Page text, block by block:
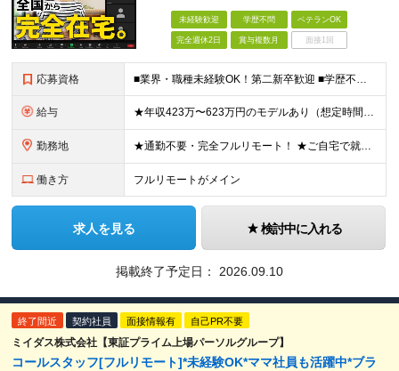
未経験歓迎 学歴不問 ベテランOK
完全週休2日 賞与複数月 面接1回
応募資格 ■業界・職種未経験OK！第二新卒歓迎 ■学歴不問 ■営業や販売サービス業・カスタマーサポートなど、顧客折衝経験をお持ちの方 ＜契約更新あり＞ 初回2ヵ月、2回目3ヵ月、3回目以降6ヵ月 ※目標の達
給与 ★年収423万〜623万円のモデルあり（想定時間外手当10時間分含む） ★半年に一度ドカンと支給のボーナスあり（半年に1度最大150万円） 月給25万円〜＋各種手当＋インセンティブ ＊リモートワーク
勤務地 ★通勤不要・完全フルリモート！ ★ご自宅で就業いただきます ……………………………………… 東京都品川区北品川5-1-18 住友不動産大崎ツインビル東館 ┗JR山手線・埼京線・湘南新宿ライン・りんかい
働き方 フルリモートがメイン
求人を見る 検討中に入れる
掲載終了予定日： 2026.09.10
終了間近 契約社員 面接情報有 自己PR不要
ミイダス株式会社【東証プライム上場パーソルグループ】
コールスタッフ[フルリモート]*未経験OK*ママ社員も活躍中*ブラ